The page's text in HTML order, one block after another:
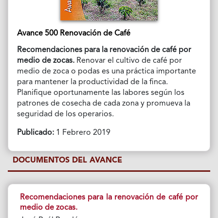
Avance 500 Renovación de Café
Recomendaciones para la renovación de café por
medio de zocas.Renovar el cultivo de café por
medio de zoca o podas es una práctica importante
para mantener la productividad de la finca.
Planifique oportunamente las labores según los
patrones de cosecha de cada zona y promueva la
seguridad de los operarios.
Publicado:1 Febrero 2019
DOCUMENTOS DEL AVANCE
Recomendaciones para la renovación de café por
medio de zocas.